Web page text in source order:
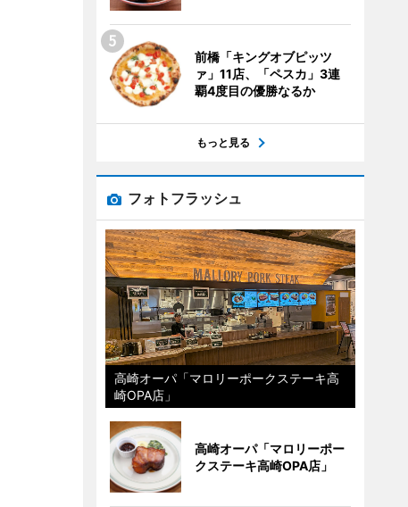
前橋「キングオブピッツ
ァ」11店、「ペスカ」3連
覇4度目の優勝なるか
もっと見る
フォトフラッシュ
高崎オーパ「マロリーポークステーキ高
崎OPA店」
高崎オーパ「マロリーポー
クステーキ高崎OPA店」